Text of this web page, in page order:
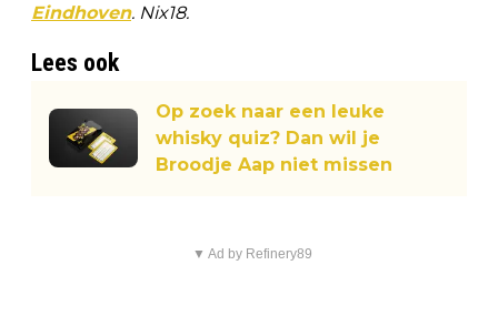
Eindhoven. Nix18.
Lees ook
Op zoek naar een leuke
whisky quiz? Dan wil je
Broodje Aap niet missen
▼ Ad by Refinery89